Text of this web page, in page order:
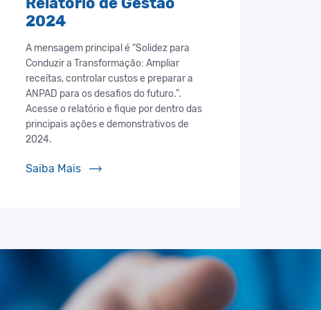
2024
A mensagem principal é “Solidez para
Conduzir a Transformação: Ampliar
receitas, controlar custos e preparar a
ANPAD para os desafios do futuro.”.
Acesse o relatório e fique por dentro das
principais ações e demonstrativos de
2024.
Saiba Mais